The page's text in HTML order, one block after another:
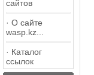
сайтов
· О сайте
wasp.kz...
· Каталог
ссылок